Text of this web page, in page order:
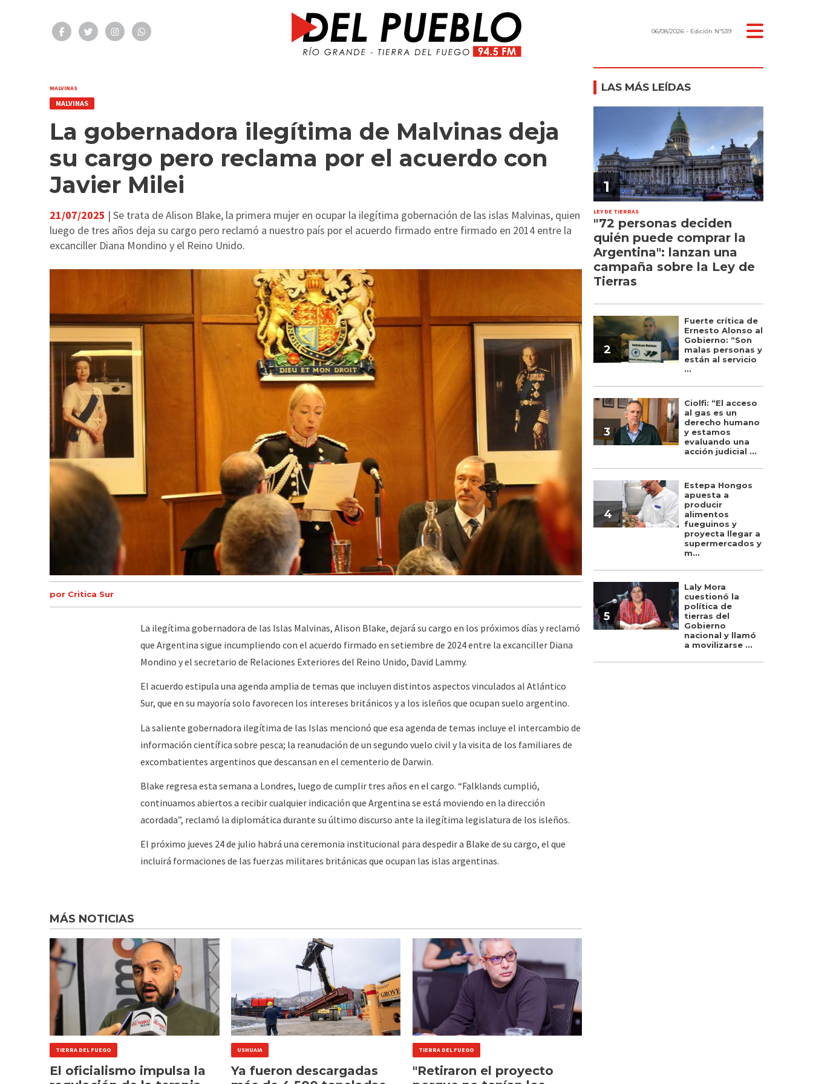
06/08/2026 - Edición Nº539
MALVINAS
MALVINAS
La gobernadora ilegítima de Malvinas deja
su cargo pero reclama por el acuerdo con
Javier Milei
21/07/2025 | Se trata de Alison Blake, la primera mujer en ocupar la ilegítima gobernación de las islas Malvinas, quien
luego de tres años deja su cargo pero reclamó a nuestro país por el acuerdo firmado entre firmado en 2014 entre la
excanciller Diana Mondino y el Reino Unido.
por Critica Sur
La ilegítima gobernadora de las Islas Malvinas, Alison Blake, dejará su cargo en los próximos días y reclamó
que Argentina sigue incumpliendo con el acuerdo firmado en setiembre de 2024 entre la excanciller Diana
Mondino y el secretario de Relaciones Exteriores del Reino Unido, David Lammy.
El acuerdo estipula una agenda amplia de temas que incluyen distintos aspectos vinculados al Atlántico
Sur, que en su mayoría solo favorecen los intereses británicos y a los isleños que ocupan suelo argentino.
La saliente gobernadora ilegítima de las Islas mencionó que esa agenda de temas incluye el intercambio de
información científica sobre pesca; la reanudación de un segundo vuelo civil y la visita de los familiares de
excombatientes argentinos que descansan en el cementerio de Darwin.
Blake regresa esta semana a Londres, luego de cumplir tres años en el cargo. “Falklands cumplió,
continuamos abiertos a recibir cualquier indicación que Argentina se está moviendo en la dirección
acordada”, reclamó la diplomática durante su último discurso ante la ilegítima legislatura de los isleños.
El próximo jueves 24 de julio habrá una ceremonia institucional para despedir a Blake de su cargo, el que
incluirá formaciones de las fuerzas militares británicas que ocupan las islas argentinas.
MÁS NOTICIAS
TIERRA DEL FUEGO
El oficialismo impulsa la
USHUAIA
Ya fueron descargadas
TIERRA DEL FUEGO
"Retiraron el proyecto
LAS MÁS LEÍDAS
1
LEY DE TIERRAS
"72 personas deciden
quién puede comprar la
Argentina": lanzan una
campaña sobre la Ley de
Tierras
2
Fuerte crítica de
Ernesto Alonso al
Gobierno: “Son
malas personas y
están al servicio
...
3
Ciolfi: “El acceso
al gas es un
derecho humano
y estamos
evaluando una
acción judicial ...
4
Estepa Hongos
apuesta a
producir
alimentos
fueguinos y
proyecta llegar a
supermercados y
m...
5
Laly Mora
cuestionó la
política de
tierras del
Gobierno
nacional y llamó
a movilizarse ...